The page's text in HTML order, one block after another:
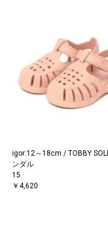
igor:12～18cm / TOBBY
ンダル
15
￥4,620